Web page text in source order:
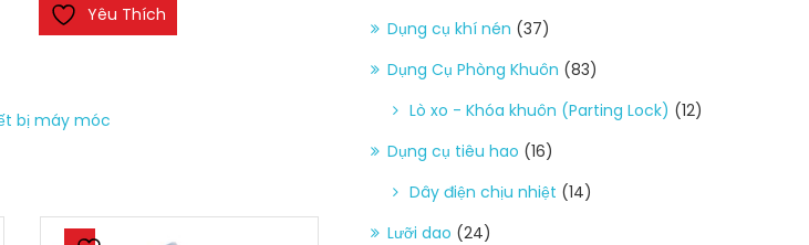
Yêu Thích
bị máy móc
Dụng cụ khí nén (37)
Dụng Cụ Phòng Khuôn (83)
Lò xo - Khóa khuôn (Parting Lock) (12)
Dụng cụ tiêu hao (16)
Dây điện chịu nhiệt (14)
Lưỡi dao (24)